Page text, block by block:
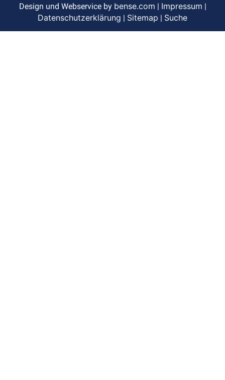
Design und Webservice by bense.com | Impressum |
Datenschutzerklärung | Sitemap | Suche